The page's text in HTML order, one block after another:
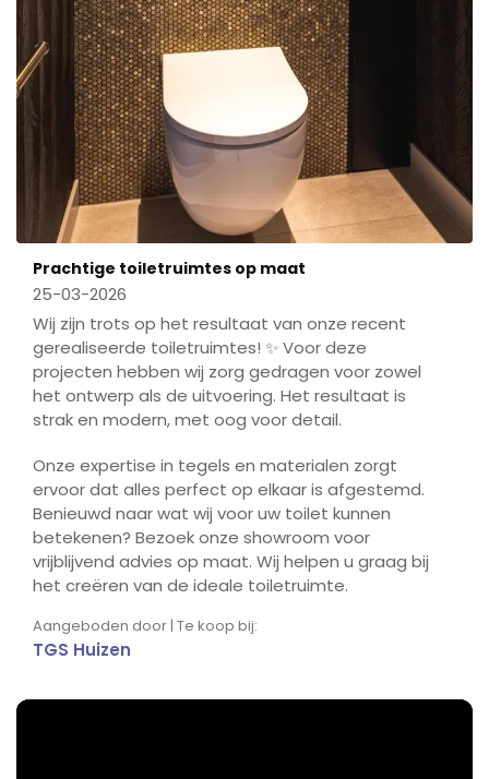
Prachtige toiletruimtes op maat
25-03-2026
Wij zijn trots op het resultaat van onze recent
gerealiseerde toiletruimtes! ✨ Voor deze
projecten hebben wij zorg gedragen voor zowel
het ontwerp als de uitvoering. Het resultaat is
strak en modern, met oog voor detail.
Onze expertise in tegels en materialen zorgt
ervoor dat alles perfect op elkaar is afgestemd.
Benieuwd naar wat wij voor uw toilet kunnen
betekenen? Bezoek onze showroom voor
vrijblijvend advies op maat. Wij helpen u graag bij
het creëren van de ideale toiletruimte.
Aangeboden door | Te koop bij:
TGS Huizen